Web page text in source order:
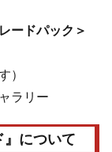
ードパック＞
）
ラリー
』について